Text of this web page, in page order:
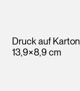
Druck auf Karton
13,9×8,9 cm